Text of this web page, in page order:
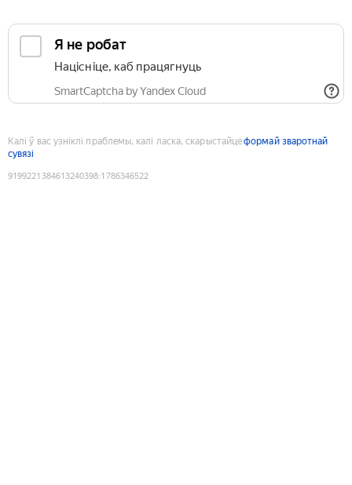
Я не робат
Націсніце, каб працягнуць
SmartCaptcha by Yandex Cloud
Калі ў вас узніклі праблемы, калі ласка, скарыстайцеформай зваротнай
сувязі
9199221384613240398:1786346522